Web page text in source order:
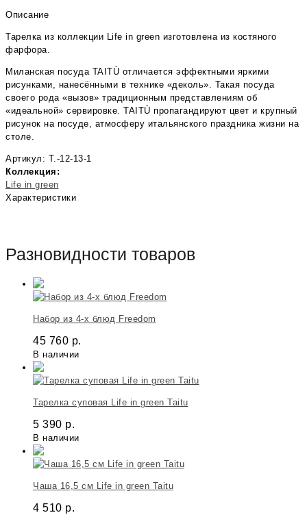
Описание
Тарелка из коллекции Life in green изготовлена из костяного
фарфора.
Миланская посуда TAITÙ отличается эффектными яркими
рисунками, нанесёнными в технике «деколь». Такая посуда
своего рода «вызов» традиционным представлениям об
«идеальной» сервировке. TAITÙ пропагандируют цвет и крупный
рисунок на посуде, атмосферу итальянского праздника жизни на
столе.
Артикул: T.-12-13-1
Коллекция:
Life in green
Характеристики
Разновидности товаров
Набор из 4-х блюд Freedom
45 760 р.
В наличии
Тарелка суповая Life in green Taitu
5 390 р.
В наличии
Чаша 16,5 см Life in green Taitu
4 510 р.